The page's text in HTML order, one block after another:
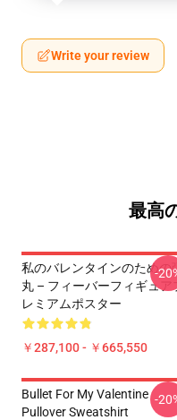
Write your review
最高
私のバレンタインのための
丸 – フィーバーフィギュア
レミアムポスター
￥287,100 - ￥665,550
-
Bullet For My Valentine
Pullover Sweatshirt
-